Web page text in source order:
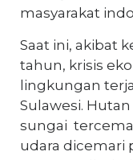
masyarakat
Saat ini, akibat
tahun, krisis
lingkungan
Sulawesi.
sungai
udara dicemari